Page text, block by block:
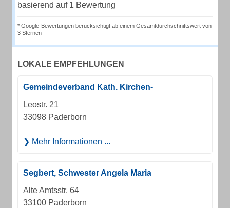
basierend auf 1 Bewertung
* Google-Bewertungen berücksichtigt ab einem Gesamtdurchschnittswert von
3 Sternen
LOKALE EMPFEHLUNGEN
Gemeindeverband Kath. Kirchen-
Leostr. 21
33098 Paderborn
Mehr Informationen ...
Segbert, Schwester Angela Maria
Alte Amtsstr. 64
33100 Paderborn